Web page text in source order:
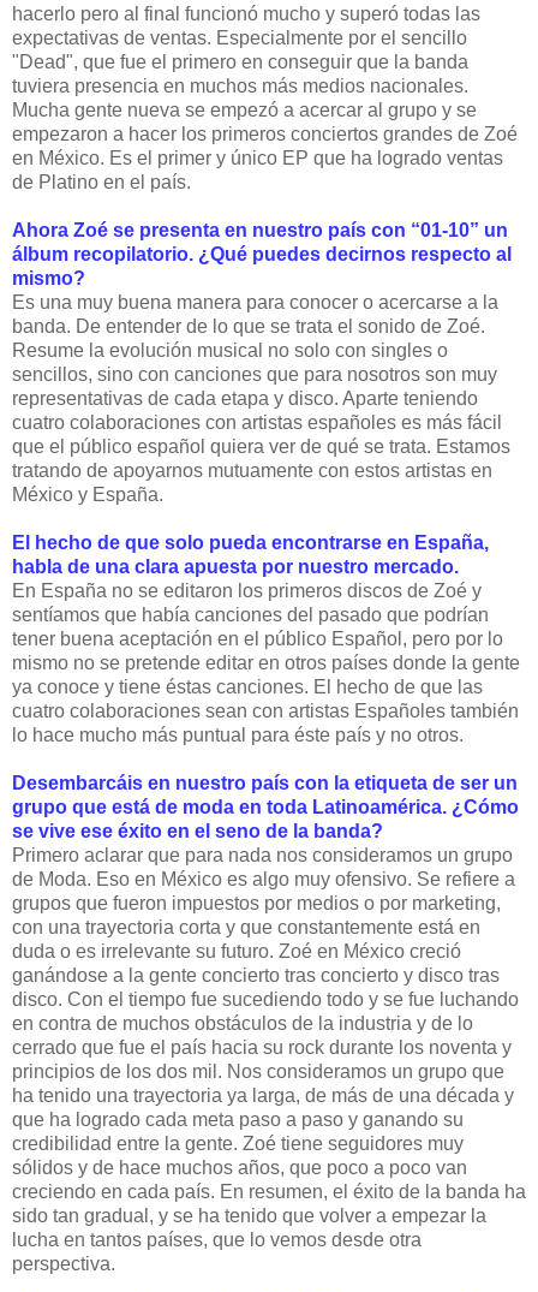
hacerlo pero al final funcionó mucho y superó todas las
expectativas de ventas. Especialmente por el sencillo
"Dead", que fue el primero en conseguir que la banda
tuviera presencia en muchos más medios nacionales.
Mucha gente nueva se empezó a acercar al grupo y se
empezaron a hacer los primeros conciertos grandes de Zoé
en México. Es el primer y único EP que ha logrado ventas
de Platino en el país.
Ahora Zoé se presenta en nuestro país con “01-10” un
álbum recopilatorio. ¿Qué puedes decirnos respecto al
mismo?
Es una muy buena manera para conocer o acercarse a la
banda. De entender de lo que se trata el sonido de Zoé.
Resume la evolución musical no solo con singles o
sencillos, sino con canciones que para nosotros son muy
representativas de cada etapa y disco. Aparte teniendo
cuatro colaboraciones con artistas españoles es más fácil
que el público español quiera ver de qué se trata. Estamos
tratando de apoyarnos mutuamente con estos artistas en
México y España.
El hecho de que solo pueda encontrarse en España,
habla de una clara apuesta por nuestro mercado.
En España no se editaron los primeros discos de Zoé y
sentíamos que había canciones del pasado que podrían
tener buena aceptación en el público Español, pero por lo
mismo no se pretende editar en otros países donde la gente
ya conoce y tiene éstas canciones. El hecho de que las
cuatro colaboraciones sean con artistas Españoles también
lo hace mucho más puntual para éste país y no otros.
Desembarcáis en nuestro país con la etiqueta de ser un
grupo que está de moda en toda Latinoamérica. ¿Cómo
se vive ese éxito en el seno de la banda?
Primero aclarar que para nada nos consideramos un grupo
de Moda. Eso en México es algo muy ofensivo. Se refiere a
grupos que fueron impuestos por medios o por marketing,
con una trayectoria corta y que constantemente está en
duda o es irrelevante su futuro. Zoé en México creció
ganándose a la gente concierto tras concierto y disco tras
disco. Con el tiempo fue sucediendo todo y se fue luchando
en contra de muchos obstáculos de la industria y de lo
cerrado que fue el país hacia su rock durante los noventa y
principios de los dos mil. Nos consideramos un grupo que
ha tenido una trayectoria ya larga, de más de una década y
que ha logrado cada meta paso a paso y ganando su
credibilidad entre la gente. Zoé tiene seguidores muy
sólidos y de hace muchos años, que poco a poco van
creciendo en cada país. En resumen, el éxito de la banda ha
sido tan gradual, y se ha tenido que volver a empezar la
lucha en tantos países, que lo vemos desde otra
perspectiva.